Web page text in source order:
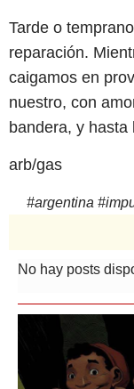
Tarde o
reparación.
caigamos en
nuestro, con
bandera, y
arb/gas
#argentina #
No hay posts